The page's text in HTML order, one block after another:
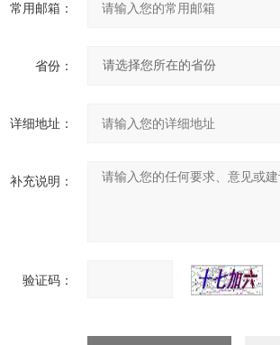
常用邮箱：
省份：
详细地址：
补充说明：
验证码：